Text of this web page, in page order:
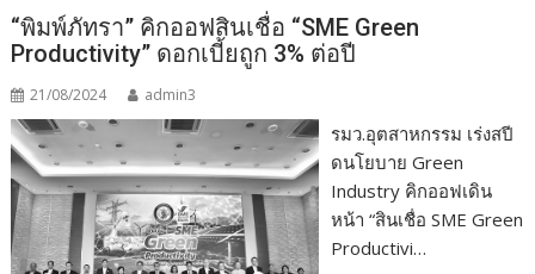
“พิมพ์ภัทรา” คิกออฟสินเชื่อ “SME Green
Productivity” ดอกเบี้ยถูก 3% ต่อปี
21/08/2024 admin3
รมว.อุตสาหกรรม เร่งสปี
ดนโยบาย Green
Industry คิกออฟเดิน
หน้า “สินเชื่อ SME Green
Productivi…